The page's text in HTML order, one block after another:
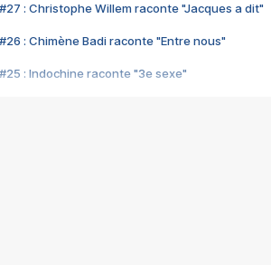
#27 : Christophe Willem raconte "Jacques a dit"
#26 : Chimène Badi raconte "Entre nous"
#25 : Indochine raconte "3e sexe"